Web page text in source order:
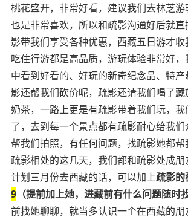
桃花盛开，非常好看，建议我们去林芝
也是非常喜欢，所以和疏影沟通好后就
影带我们享受各种优惠，西藏五日游才收
吃住行游都是高品质，游玩体验非常好
中看到好看的、好玩的新奇纪念品、特
影还帮我们砍价呢，疏影还请我们喝了
奶茶，一路上更是有疏影带着我们玩，
了，去到每一个景点都有疏影耐心给我
帮我们拍照，有任何问题，找疏影她都
疏影相处的这几天，我们都和疏影处成
计划三月份去西藏的话，可以加上疏影的
9（提前加上她，进藏前有什么问题随时
前找她聊聊，就当多认识一个在西藏的